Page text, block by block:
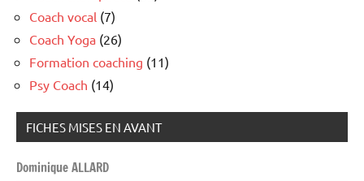
Coach vocal (7)
Coach Yoga (26)
Formation coaching (11)
Psy Coach (14)
FICHES MISES EN AVANT
Dominique ALLARD